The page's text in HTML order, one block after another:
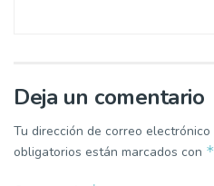
Deja un comentario
Tu dirección de correo
obligatorios están marcados con *